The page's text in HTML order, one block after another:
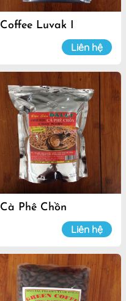
Coffee Luvak I
Liên hệ
Cà Phê Chồn
Liên hệ